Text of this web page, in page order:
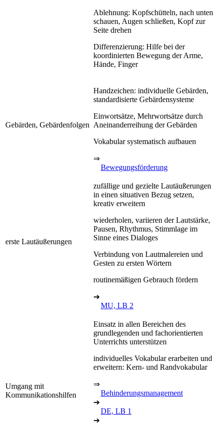
Ablehnung: Kopfschütteln, nach unten
schauen, Augen schließen, Kopf zur
Seite drehen
Differenzierung: Hilfe bei der
koordinierten Bewegung der Arme,
Hände, Finger
Gebärden, Gebärdenfolgen
Handzeichen: individuelle Gebärden,
standardisierte Gebärdensysteme
Einwortsätze, Mehrwortsätze durch
Aneinanderreihung der Gebärden
Vokabular systematisch aufbauen
⇒
Bewegungsförderung
erste Lautäußerungen
zufällige und gezielte Lautäußerungen
in einen situativen Bezug setzen,
kreativ erweitern
wiederholen, variieren der Lautstärke,
Pausen, Rhythmus, Stimmlage im
Sinne eines Dialoges
Verbindung von Lautmalereien und
Gesten zu ersten Wörtern
routinemäßigen Gebrauch fördern
➔
MU, LB 2
Umgang mit
Kommunikationshilfen
Einsatz in allen Bereichen des
grundlegenden und fachorientierten
Unterrichts unterstützen
individuelles Vokabular erarbeiten und
erweitern: Kern- und Randvokabular
⇒
Behinderungsmanagement
➔
DE, LB 1
➔